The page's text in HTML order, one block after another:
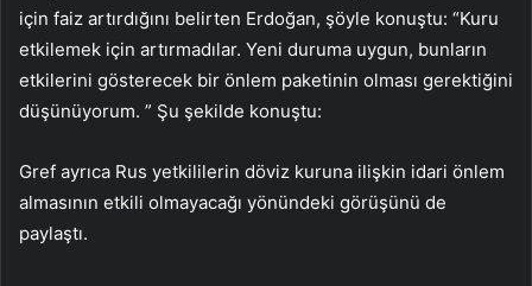
için faiz artırdığını belirten Erdoğan, şöyle konuştu: “Kuru
etkilemek için artırmadılar. Yeni duruma uygun, bunların
etkilerini gösterecek bir önlem paketinin olması gerektiğini
düşünüyorum. ” Şu şekilde konuştu:
Gref ayrıca Rus yetkililerin döviz kuruna ilişkin idari önlem
almasının etkili olmayacağı yönündeki görüşünü de
paylaştı.